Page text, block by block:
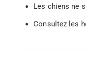
Les chiens ne
Consultez les